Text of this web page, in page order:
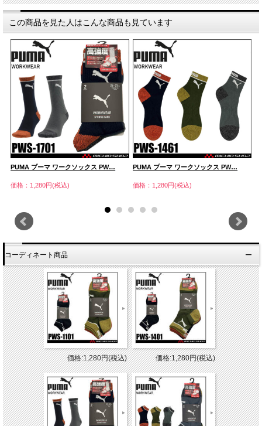
この商品を見た人はこんな商品も見ています
PUMA プーマ ワークソックス PW…
価格：1,280円(税込)
PUMA プーマ ワークソックス PW…
価格：1,280円(税込)
コーディネート商品
価格:1,280円(税込) 価格:1,280円(税込)